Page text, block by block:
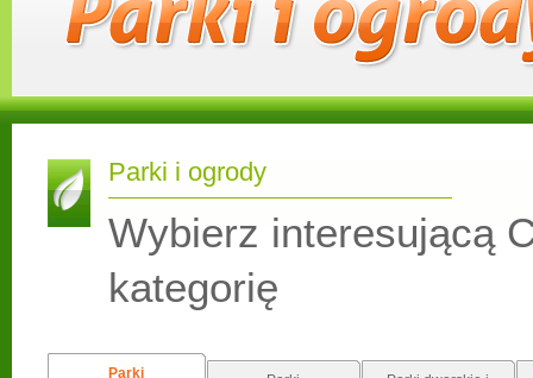
Parki i ogrody
Wybierz interesującą
kategorię
Parki